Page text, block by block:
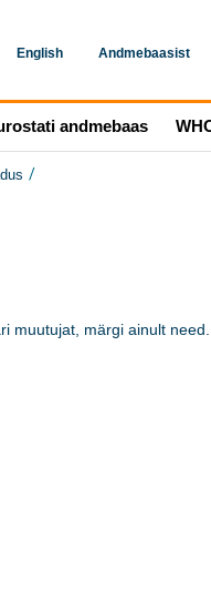
English Andmebaasist
andmebaas
/
muutujat, märgi ainult need.